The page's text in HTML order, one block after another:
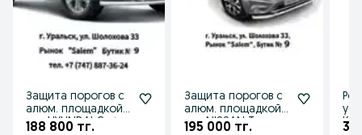
Защита порогов с
алюм. площадкой
для HYUNDAI Creta
188 800 тг.
Защита порогов с
алюм. площадкой
для NISSAN Terrano
195 000 тг. 36